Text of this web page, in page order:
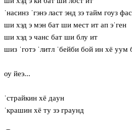
ˈнасинз ˈгэнэ ласт энд зэ тайм гоуз
ши хэд э мэн бат ши мест ит ап эˈген
ши хэд э чанс бат ши блу ит
шиз ˈготэ ˈлитл ˈбейби бой ин хё уум
оу йеэ...
ˈстрайкин хё дaун
ˈкрашин хё ту зэ грaунд